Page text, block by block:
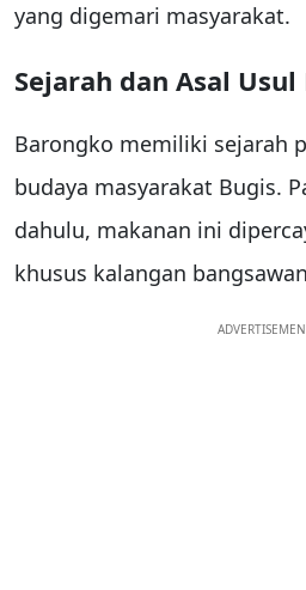
yang digemari masyarakat.
Sejarah dan Asal
Barongko memiliki sejarah
budaya masyarakat Bugis.
dahulu, makanan ini
khusus kalangan